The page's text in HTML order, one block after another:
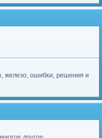
железо, ошибки, решения и